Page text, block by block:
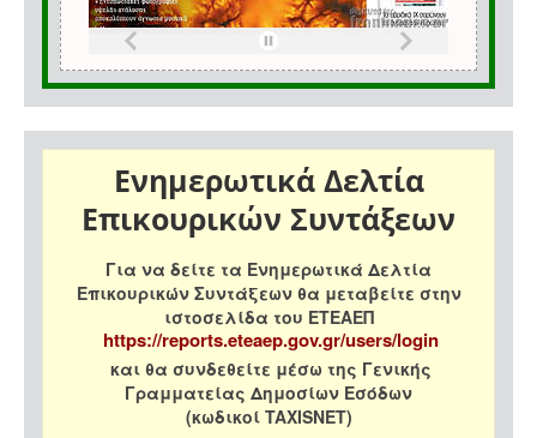
Ενημερωτικά Δελτία
Επικουρικών Συντάξεων
Για να δείτε τα Ενημερωτικά Δελτία
Επικουρικών Συντάξεων θα μεταβείτε στην
ιστοσελίδα του ΕΤΕΑΕΠ
https://reports.eteaep.gov.gr/users/login
και θα συνδεθείτε μέσω της Γενικής
Γραμματείας Δημοσίων Εσόδων
(κωδικοί TAXISNET)